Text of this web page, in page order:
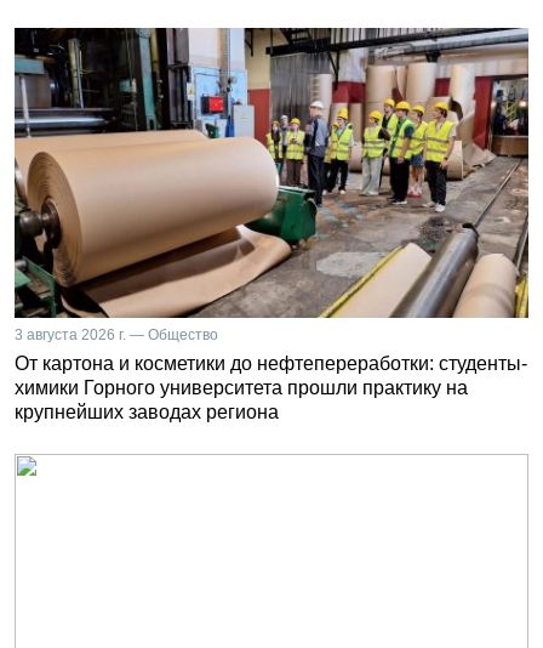
3 августа 2026 г. — Общество
От картона и косметики до нефтепереработки: студенты-
химики Горного университета прошли практику на
крупнейших заводах региона